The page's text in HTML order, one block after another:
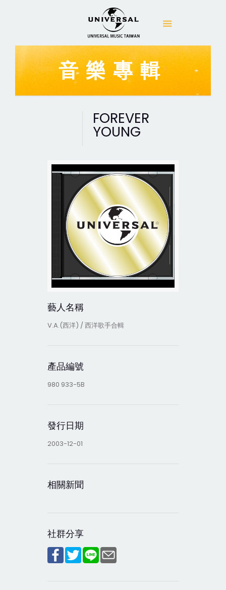
音樂專輯
FOREVER
YOUNG
藝人名稱
V.A.(西洋) / 西洋歌手合輯
產品編號
980 933-5B
發行日期
2003-12-01
相關新聞
社群分享